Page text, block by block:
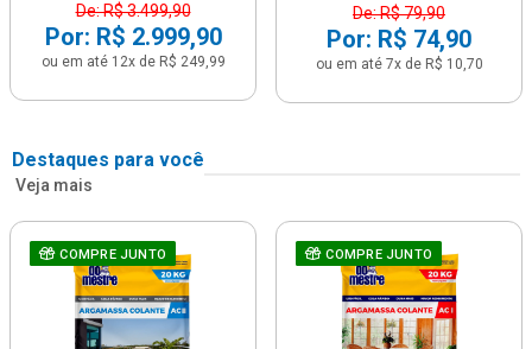
De: R$ 3.499,90
Por: R$ 2.999,90
ou em até 12x de R$ 249,99
De: R$ 79,90
Por: R$ 74,90
ou em até 7x de R$ 10,70
Destaques para você
Veja mais
COMPRE JUNTO COMPRE JUNTO